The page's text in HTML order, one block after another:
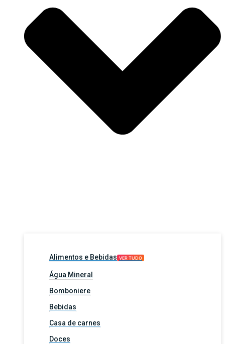
Alimentos e Bebidas VER TUDO
Água Mineral
Bomboniere
Bebidas
Casa de carnes
Doces